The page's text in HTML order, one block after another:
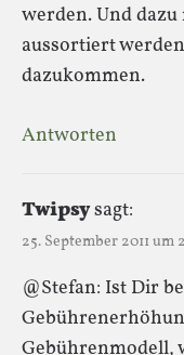
werden. Und
aussortiert
dazukommen.
Antworten
Twipsysagt:
25. September 2011 um
@Stefan: Ist Dir
Gebührenmodell,